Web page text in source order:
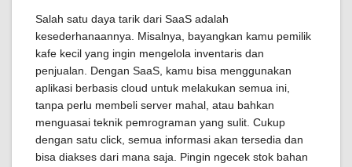
Salah satu daya tarik dari SaaS adalah
kesederhanaannya. Misalnya, bayangkan kamu pemilik
kafe kecil yang ingin mengelola inventaris dan
penjualan. Dengan SaaS, kamu bisa menggunakan
aplikasi berbasis cloud untuk melakukan semua ini,
tanpa perlu membeli server mahal, atau bahkan
menguasai teknik pemrograman yang sulit. Cukup
dengan satu click, semua informasi akan tersedia dan
bisa diakses dari mana saja. Pingin ngecek stok bahan